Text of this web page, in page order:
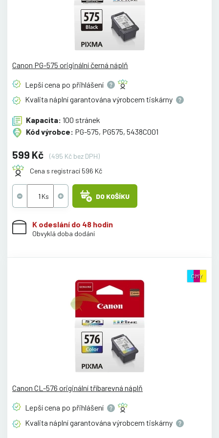
Canon PG-575 originální černá náplň
Lepší cena po přihlášení
Kvalita náplní garantována výrobcem tiskárny
Kapacita: 100 stránek
Kód výrobce: PG-575, PG575, 5438C001
599 Kč
(495 Kč bez DPH)
Cena s registrací 596 Kč
DO KOŠÍKU
K odeslání do 48 hodin
Obvyklá doba dodání
CMY
Canon CL-576 originální tříbarevná náplň
Lepší cena po přihlášení
Kvalita náplní garantována výrobcem tiskárny